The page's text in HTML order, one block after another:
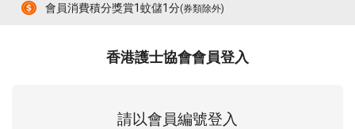
會員消費積分獎賞1蚊儲1分(券類除外)
香港護士協會會員登入
請以會員編號登入